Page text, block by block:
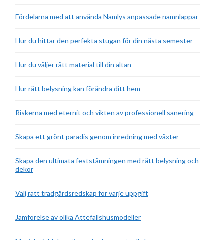
Fördelarna med att använda Namlys anpassade namnlappar
Hur du hittar den perfekta stugan för din nästa semester
Hur du väljer rätt material till din altan
Hur rätt belysning kan förändra ditt hem
Riskerna med eternit och vikten av professionell sanering
Skapa ett grönt paradis genom inredning med växter
Skapa den ultimata feststämningen med rätt belysning och
dekor
Välj rätt trädgårdsredskap för varje uppgift
Jämförelse av olika Attefallshusmodeller